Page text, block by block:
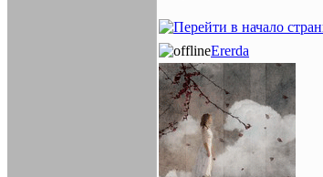
Ererda